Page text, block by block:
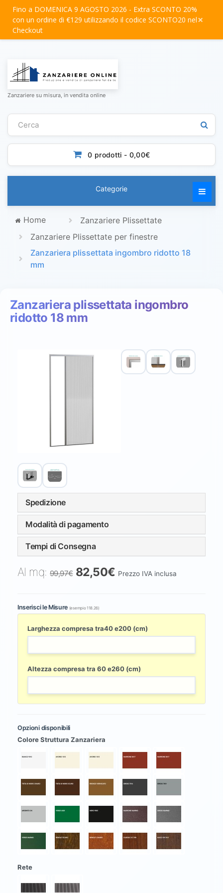
Fino a DOMENICA 9 AGOSTO 2026 - Extra SCONTO 20%
con un ordine di €129 utilizzando il codice SCONTO20 nel
Checkout
×
Zanzariere su misura, in vendita online
0 prodotti - 0,00€
Categorie
Home
Zanzariere Plissettate
Zanzariere Plissettate per finestre
Zanzariera plissettata ingombro ridotto 18
mm
Zanzariera plissettata ingombro
ridotto 18 mm
Spedizione
Modalità di pagamento
Tempi di Consegna
Al mq: 99,97€ 82,50€ Prezzo IVA inclusa
Inserisci le Misure (esempio 118.26)
Larghezza compresa tra40 e200 (cm)
Altezza compresa tra 60 e260 (cm)
Opzioni disponibili
Colore Struttura Zanzariera
Rete